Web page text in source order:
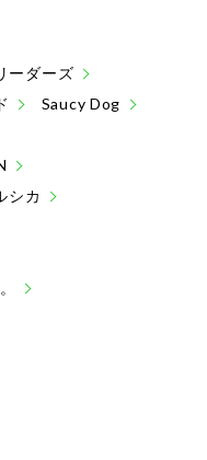
ーダーズ
Saucy Dog
シカ